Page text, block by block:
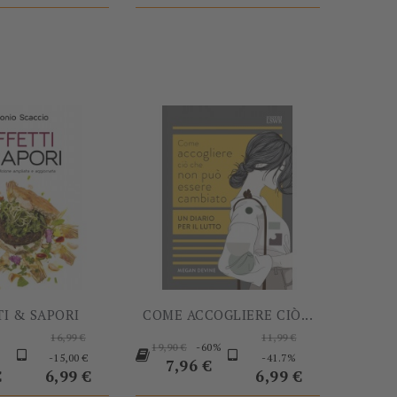
& SAPORI
Prezzo
Prezzo
base
16,99 €
-15,00 €
Prezzo
6,99 €
COME ACCOGLIERE CIÒ...
Prezzo
base
19,90 € -60%
Prezzo
7,96 €
Prezzo
base
11,99 €
-41.7%
6,99 €